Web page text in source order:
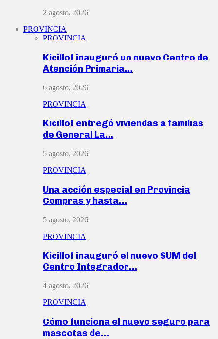
2 agosto, 2026
PROVINCIA
PROVINCIA
Kicillof inauguró un nuevo Centro de
Atención Primaria…
6 agosto, 2026
PROVINCIA
Kicillof entregó viviendas a familias
de General La…
5 agosto, 2026
PROVINCIA
Una acción especial en Provincia
Compras y hasta…
5 agosto, 2026
PROVINCIA
Kicillof inauguró el nuevo SUM del
Centro Integrador…
4 agosto, 2026
PROVINCIA
Cómo funciona el nuevo seguro para
mascotas de…